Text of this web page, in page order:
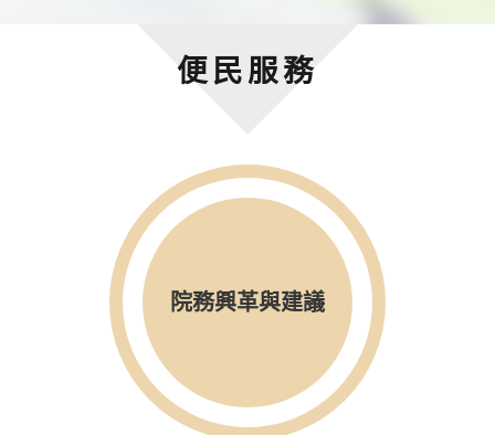
便民服務
院務興革與建議